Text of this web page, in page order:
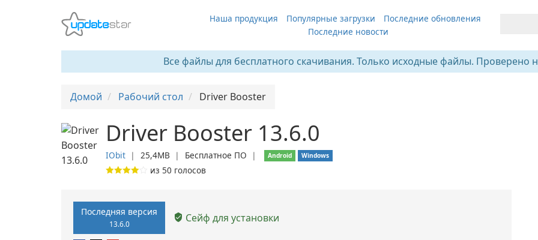
Наша продукция Популярные загрузки
Последние обновления
Последние новости
Все файлы для бесплатного скачивания. Только исходные файлы. Проверено
Домой Рабочий стол Driver Booster
Driver Booster 13.6.0
IObit ❘ 25,4MB ❘ Бесплатное ПО ❘ Android Windows
из 50 голосов
Последняя версия
13.6.0 Сейф для установки